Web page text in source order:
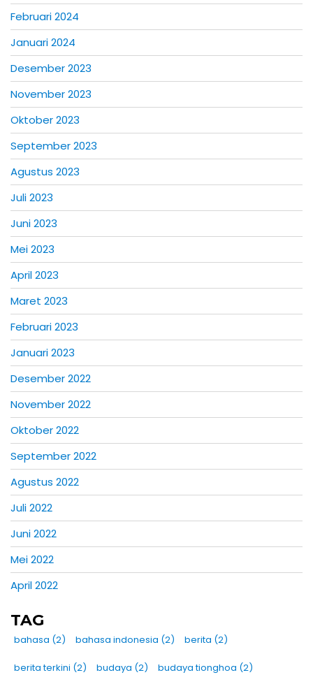
Februari 2024
Januari 2024
Desember 2023
November 2023
Oktober 2023
September 2023
Agustus 2023
Juli 2023
Juni 2023
Mei 2023
April 2023
Maret 2023
Februari 2023
Januari 2023
Desember 2022
November 2022
Oktober 2022
September 2022
Agustus 2022
Juli 2022
Juni 2022
Mei 2022
April 2022
TAG
bahasa (2) bahasa indonesia (2) berita (2)
berita terkini (2) budaya (2) budaya tionghoa (2)